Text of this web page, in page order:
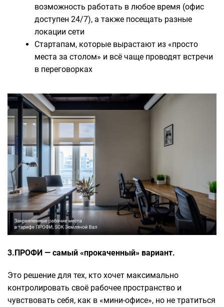
возможность работать в любое время (офис
доступен 24/7), а также посещать разные
локации сети
Стартапам, которые вырастают из «просто
места за столом» и всё чаще проводят встречи
в переговорках
3.ПРОФИ — самый «прокаченный» вариант.
Это решение для тех, кто хочет максимально
контролировать своё рабочее пространство и
чувствовать себя, как в «мини-офисе», но не тратиться